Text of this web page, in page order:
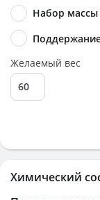
Химический
Набор массы
Желаемый вес